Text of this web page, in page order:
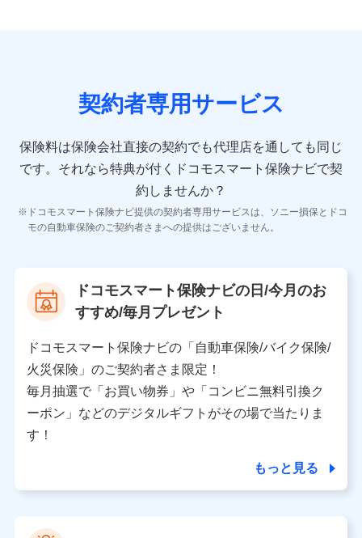
険契約に関する情報。例として、保険契約者及び被保険
者の氏名、住所、生年月日、性別、保険契約者と被保険
報、建物の構造や築年数などの情報、ペットの種類や年
齢などの情報などが含まれます。
【共同して利用する者の範囲】
当社
当社又は株式会社NTTドコモが提供する保険関連サービ
スにおけるユーザ登録受付および管理のため
を受けている保険会社・提携会社の保険その他に関する
情報を提供するため、また維持管理等の委託業務遂行の
ため、またそれらに付帯、関連する当社、株式会社NTT
ドコモおよび提携会社のサービスを案内、提供するため
（各サービスで取得したサービス利用履歴、ウェブサイ
トの閲覧履歴、購買履歴、ご契約内容等のパーソナルデ
ータを分析して、お客さまの趣味・嗜好・傾向に応じた
上記に係る案内・手続き・管理等付帯業務を行うため
契約者専用サービス
保険料は保険会社直接の契約でも代理店を通しても同じ
です。 それなら特典が付くドコモスマート保険ナビで契
約しませんか？
ドコモスマート保険ナビ提供の契約者専用サービスは、ソニー損保とドコ
モの自動車保険のご契約者さまへの提供はございません。
ドコモスマート保険ナビの日/今月のお
すすめ/毎月プレゼント
ドコモスマート保険ナビの「自動車保険/バイク保険/
火災保険」のご契約者さま限定！
毎月抽選で「お買い物券」や「コンビニ無料引換ク
ーポン」などのデジタルギフトがその場で当たりま
す！
もっと見る